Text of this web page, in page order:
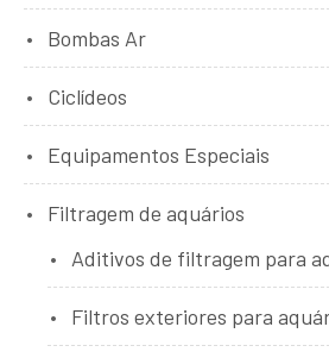
Bombas Ar
Ciclídeos
Equipamentos Especiais
Filtragem de aquários
Aditivos de filtragem para
Filtros exteriores para